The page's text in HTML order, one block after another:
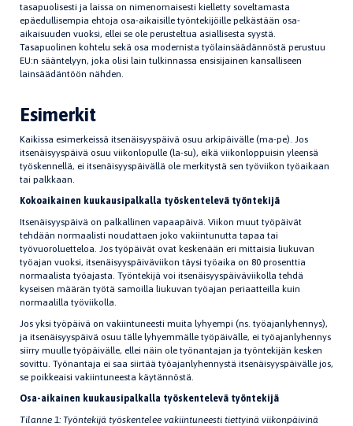
tasapuolisesti ja laissa on nimenomaisesti kielletty soveltamasta
epäedullisempia ehtoja osa-aikaisille työntekijöille pelkästään osa-
aikaisuuden vuoksi, ellei se ole perusteltua asiallisesta syystä.
Tasapuolinen kohtelu sekä osa modernista työlainsäädännöstä perustuu
EU:n sääntelyyn, joka olisi lain tulkinnassa ensisijainen kansalliseen
lainsäädäntöön nähden.
Esimerkit
Kaikissa esimerkeissä itsenäisyyspäivä osuu arkipäivälle (ma-pe). Jos
itsenäisyyspäivä osuu viikonlopulle (la-su), eikä viikonloppuisin yleensä
työskennellä, ei itsenäisyyspäivällä ole merkitystä sen työviikon työaikaan
tai palkkaan.
Kokoaikainen kuukausipalkalla työskentelevä työntekijä
Itsenäisyyspäivä on palkallinen vapaapäivä. Viikon muut työpäivät
tehdään normaalisti noudattaen joko vakiintunutta tapaa tai
työvuoroluetteloa. Jos työpäivät ovat keskenään eri mittaisia liukuvan
työajan vuoksi, itsenäisyyspäiväviikon täysi työaika on 80 prosenttia
normaalista työajasta. Työntekijä voi itsenäisyyspäiväviikolla tehdä
kyseisen määrän työtä samoilla liukuvan työajan periaatteilla kuin
normaalilla työviikolla.
Jos yksi työpäivä on vakiintuneesti muita lyhyempi (ns. työajanlyhennys),
ja itsenäisyyspäivä osuu tälle lyhyemmälle työpäivälle, ei työajanlyhennys
siirry muulle työpäivälle, ellei näin ole työnantajan ja työntekijän kesken
sovittu. Työnantaja ei saa siirtää työajanlyhennystä itsenäisyyspäivälle jos,
se poikkeaisi vakiintuneesta käytännöstä.
Osa-aikainen kuukausipalkalla työskentelevä työntekijä
Tilanne 1: Työntekijä työskentelee vakiintuneesti tiettyinä viikonpäivinä